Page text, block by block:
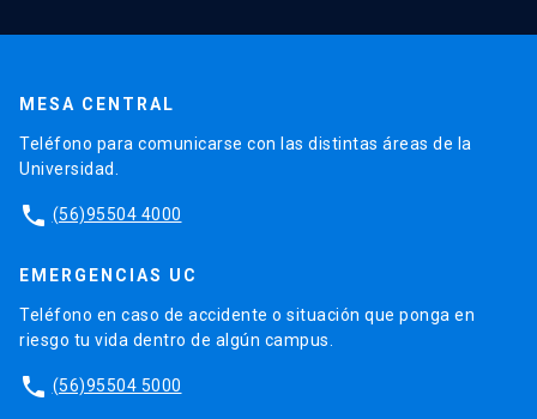
MESA CENTRAL
Teléfono para comunicarse con las distintas áreas de la
Universidad.
phone (56)95504 4000
EMERGENCIAS UC
Teléfono en caso de accidente o situación que ponga en
riesgo tu vida dentro de algún campus.
phone (56)95504 5000